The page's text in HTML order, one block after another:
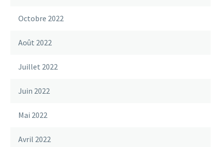
Octobre 2022
Août 2022
Juillet 2022
Juin 2022
Mai 2022
Avril 2022